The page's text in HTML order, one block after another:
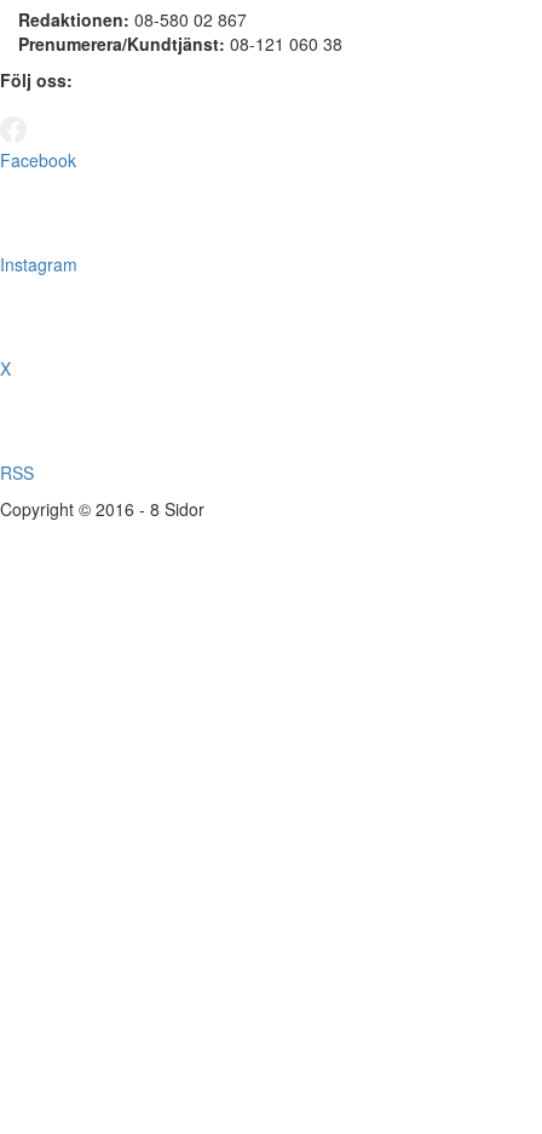
Redaktionen: 08-580 02 867
Prenumerera/Kundtjänst: 08-121 060 38
Följ oss:
Facebook
Instagram
X
RSS
Copyright © 2016 - 8 Sidor